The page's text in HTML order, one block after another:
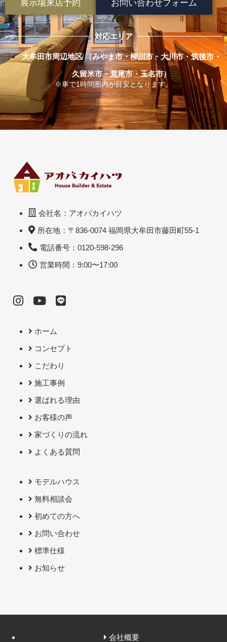
展示場来店予約 お問い合わせフォーム
対応エリア
大牟田市周辺地区 （みやま市・柳川市・大川市・筑後市・
久留米市・荒尾市・玉名市）
※車で1時間圏内が目安となります。
会社名：アオバカイハツ
所在地：〒836-0074 福岡県大牟田市藤田町55-1
電話番号：0120-598-296
営業時間：9:00〜17:00
ホーム
コンセプト
こだわり
施工事例
選ばれる理由
お客様の声
家づくりの流れ
よくある質問
モデルハウス
無料相談会
初めての方へ
お問い合わせ
標準仕様
お知らせ
会社概要